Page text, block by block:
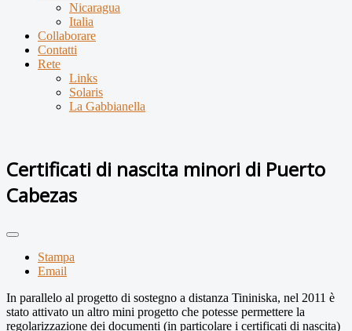
Nicaragua
Italia
Collaborare
Contatti
Rete
Links
Solaris
La Gabbianella
Certificati di nascita minori di Puerto
Cabezas
Stampa
Email
In parallelo al progetto di sostegno a distanza Tininiska, nel 2011 è
stato attivato un altro mini progetto che potesse permettere la
regolarizzazione dei documenti (in particolare i certificati di nascita)